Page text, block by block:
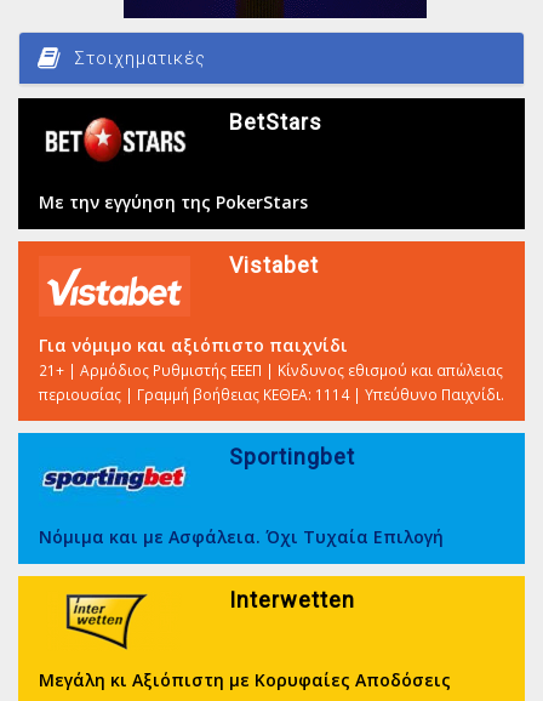
Στοιχηματικές
BetStars
Με την εγγύηση της PokerStars
Vistabet
Για νόμιμο και αξιόπιστο παιχνίδι
21+ | Αρμόδιος Ρυθμιστής ΕΕΕΠ | Κίνδυνος εθισμού και απώλειας
περιουσίας | Γραμμή βοήθειας ΚΕΘΕΑ: 1114 | Υπεύθυνο Παιχνίδι.
Sportingbet
Νόμιμα και με Ασφάλεια. Όχι Τυχαία Επιλογή
Interwetten
Μεγάλη κι Αξιόπιστη με Κορυφαίες Αποδόσεις